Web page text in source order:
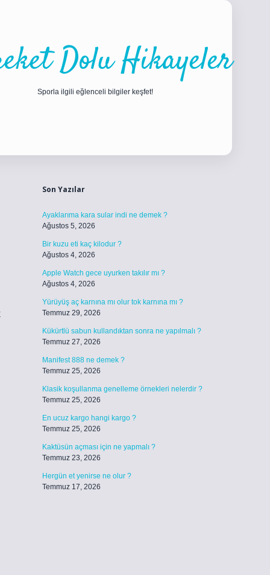
Dolu Hikayeler
Sporla ilgili eğlenceli bilgiler keşfet!
Son Yazılar
Ayaklarıma kara sular indi ne demek ?
Ağustos 5, 2026
Bir kuzu eti kaç kilodur ?
Ağustos 4, 2026
Apple Watch gece uyurken takılır mı ?
Ağustos 4, 2026
Yürüyüş aç karnına mı olur tok karnına mı ?
Temmuz 29, 2026
Kükürtlü sabun kullandıktan sonra ne yapılmalı ?
Temmuz 27, 2026
Manifest 888 ne demek ?
Temmuz 25, 2026
Klasik koşullanma genelleme örnekleri nelerdir ?
Temmuz 25, 2026
En ucuz kargo hangi kargo ?
Temmuz 25, 2026
Kaktüsün açması için ne yapmalı ?
Temmuz 23, 2026
Hergün et yenirse ne olur ?
Temmuz 17, 2026